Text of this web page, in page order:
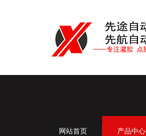
网站首页 产品中心